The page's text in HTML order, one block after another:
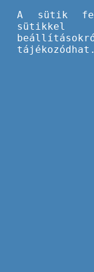
A sütik
tájékozódhat.